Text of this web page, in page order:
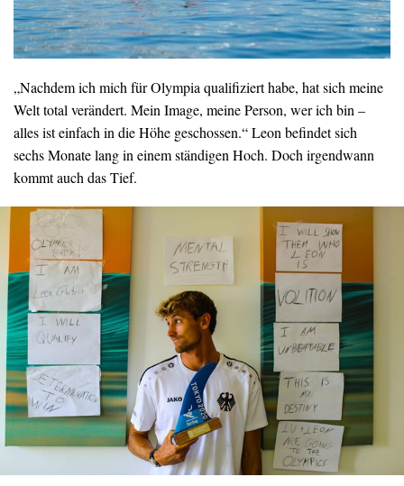
„Nachdem ich mich für Olympia qualifiziert habe, hat sich meine
Welt total verändert. Mein Image, meine Person, wer ich bin –
alles ist einfach in die Höhe geschossen.“ Leon befindet sich
sechs Monate lang in einem ständigen Hoch. Doch irgendwann
kommt auch das Tief.